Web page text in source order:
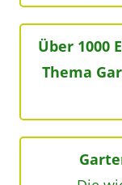
Über 1000
Thema